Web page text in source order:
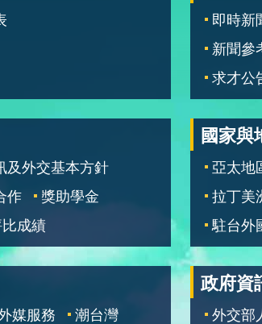
即時新
新聞參
求才公
及外交基本方針
作
獎助學金
成績
國家與
亞太地
拉丁美
駐台外
媒服務 潮台灣
政府資
外交部